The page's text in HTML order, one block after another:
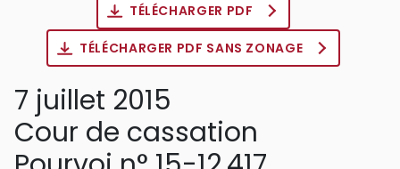
TÉLÉCHARGER PDF
TÉLÉCHARGER PDF SANS ZONAGE
7 juillet 2015
Cour de cassation